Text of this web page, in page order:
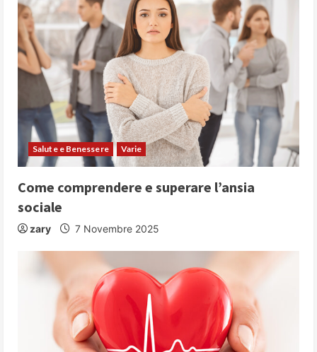
Salute e Benessere Varie
Come comprendere e superare l’ansia
sociale
zary 7 Novembre 2025